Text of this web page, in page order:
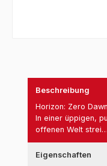
Beschreibung
Horizon: Zero
In einer üppigen,
offenen Welt strei…
Eigenschaften